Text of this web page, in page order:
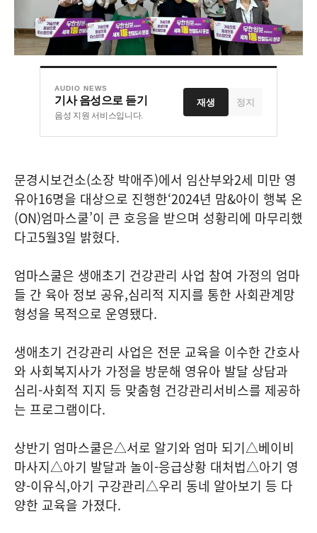
AUDIO NEWS
기사 음성으로 듣기
음성 지원 서비스입니다.
재생 정지
문경시보건소(소장 박애주)에서 임산부와2세 미만 영
유아16명을 대상으로 진행한‘2024년 맘&아이 행복 온
(ON)엄마스쿨’이 큰 호응을 받으며 성황리에 마무리했
다고5월3일 밝혔다.
엄마스쿨은 생애초기 건강관리 사업 참여 가정의 엄마
들 간 육아 정보 공유,심리적 지지를 통한 사회관계망
형성을 목적으로 운영됐다.
생애초기 건강관리 사업은 전문 교육을 이수한 간호사
와 사회복지사가 가정을 방문해 영유아 발달 상담과
심리-사회적 지지 등 맞춤형 건강관리서비스를 제공하
는 프로그램이다.
상반기 엄마스쿨은△서로 알기와 엄마 되기△베이비
마사지△아기 발달과 놀이-응급상황 대처법△아기 영
양-이유식,아기 구강관리△우리 동네 알아보기 등 다
양한 교육을 가졌다.